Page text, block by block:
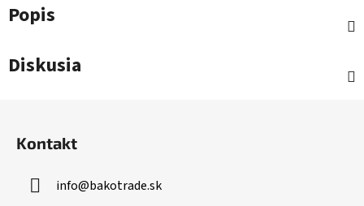
Popis
Diskusia
Kontakt
info@bakotrade.sk